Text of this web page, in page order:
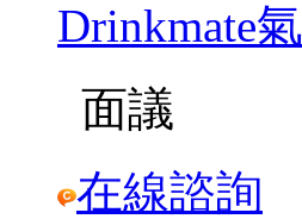
Drinkmate
面議
在線諮詢